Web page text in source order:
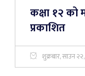
कक्षा १२ को
प्रकाशित
शुक्रबार, साउन